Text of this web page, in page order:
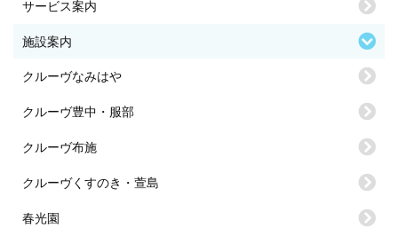
サービス案内
施設案内
クルーヴなみはや
クルーヴ豊中・服部
クルーヴ布施
クルーヴくすのき・萱島
春光園